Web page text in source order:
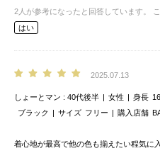
2 人が参考になったと回答しています。
はい
2025.07.13
しょーとマン 40代後半 女性 身長
ブラック
サイズ フリー 購入店舗
着心地が最高で他の色も揃えたい程気に